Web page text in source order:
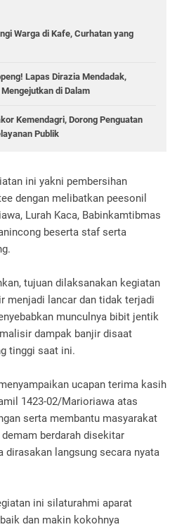
Warga di Kafe, Curhatan yang
Lapas Dirazia Mendadak,
di Dalam
Kemendagri, Dorong Penguatan
Publik
ini yakni pembersihan
dengan melibatkan peesonil
Lurah Kaca, Babinkamtibmas
beserta staf serta
tujuan dilaksanakan kegiatan
menjadi lancar dan tidak terjadi
munculnya bibit jentik
dampak banjir disaat
tinggi saat ini.
ucapan terima kasih
1423-02/Marioriawa atas
serta membantu masyarakat
berdarah disekitar
dirasakan langsung secara nyata
ini silaturahmi aparat
dan makin kokohnya